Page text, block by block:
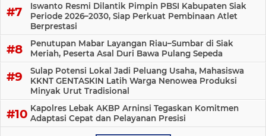
Iswanto Resmi Dilantik Pimpin PBSI Kabupaten Siak
Periode 2026–2030, Siap Perkuat Pembinaan Atlet
Berprestasi
Penutupan Mabar Layangan Riau–Sumbar di Siak
Meriah, Peserta Asal Duri Bawa Pulang Sepeda
Sulap Potensi Lokal Jadi Peluang Usaha, Mahasiswa
KKNT GENTASKIN Latih Warga Nenowea Produksi
Minyak Urut Tradisional
Kapolres Lebak AKBP Arninsi Tegaskan Komitmen
Adaptasi Cepat dan Pelayanan Presisi